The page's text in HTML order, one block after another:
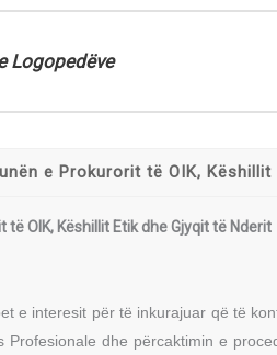
Logopedëve
e Prokurorit të OIK,
OIK, Këshillit Etik dhe Gjyqit të Nderit
e interesit për të inkurajuar që të
dhe përcaktimin e